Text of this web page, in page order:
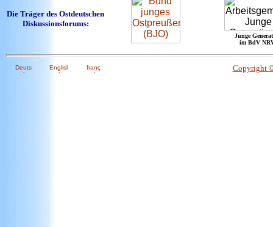
Die Träger des Ostdeutschen
Diskussionsforums:
Junge
im BdV
Copyright